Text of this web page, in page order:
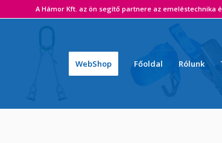
A Hámor Kft. az ön segítő partnere az emeléstechnika és
WebShop Főoldal Rólunk